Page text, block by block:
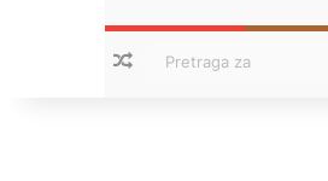
Nasumični tekstovi